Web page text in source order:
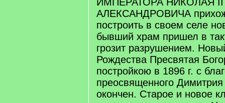
АЛЕКСАНДРОВИЧА
построить в своем селе
бывший храм пришел в
грозит разрушением.
Рождества Пресвятая
постройкою в 1896 г. с
преосвященного
окончен. Старое и новое